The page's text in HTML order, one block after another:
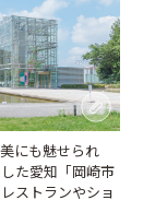
にも魅せられ
た愛知「岡崎市
ストランやショ